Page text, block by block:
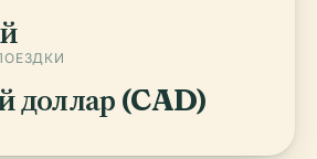
доллар (CAD)